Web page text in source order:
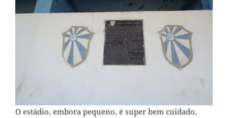
O estádio, embora pequeno, é super bem cuidado,